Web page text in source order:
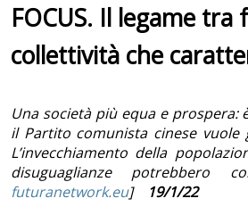
FOCUS. Il legame
collettività che
Una società più equa e prospera:
il Partito comunista cinese vuole
L’invecchiamento della
disuguaglianze potrebbero
futuranetwork.eu]
19/1/22